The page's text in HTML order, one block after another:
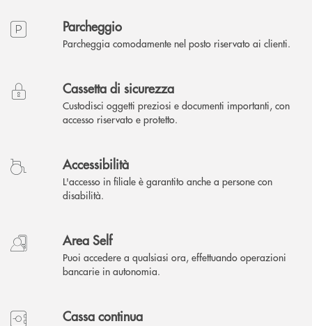
Parcheggio
Parcheggia comodamente nel posto riservato ai clienti.
Cassetta di sicurezza
Custodisci oggetti preziosi e documenti importanti, con
accesso riservato e protetto.
Accessibilità
L'accesso in filiale è garantito anche a persone con
disabilità.
Area Self
Puoi accedere a qualsiasi ora, effettuando operazioni
bancarie in autonomia.
Cassa continua